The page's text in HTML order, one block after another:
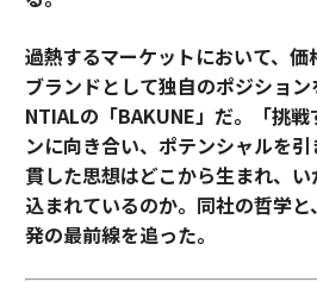
過熱するマーケットにおいて、
ブランドとして独自のポジショ
NTIALの「BAKUNE」だ。「挑戦
ンに向き合い、ポテンシャルを
貫した思想はどこから生まれ、
込まれているのか。同社の哲学
発の最前線を追った。